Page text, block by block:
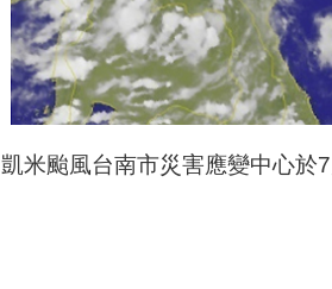
凱米颱風台南市災害應變中心於